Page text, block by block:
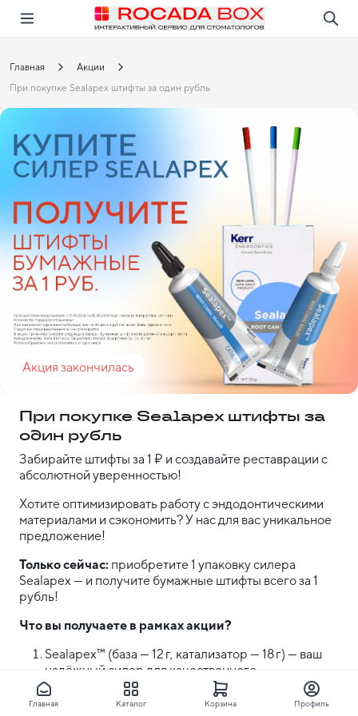
Открыть в приложении!
Главная
Акции
При покупке Sealapex штифты за один рубль
Акция закончилась
При покупке Sealapex штифты за
один рубль
Забирайте штифты за 1 ₽ и создавайте реставрации с
абсолютной уверенностью!
Хотите оптимизировать работу с эндодонтическими
материалами и сэкономить? У нас для вас уникальное
предложение!
Только сейчас: приобретите 1 упаковку силера
Sealapex — и получите бумажные штифты всего за 1
рубль!
Что вы получаете в рамках акции?
Sealapex™ (база — 12 г, катализатор — 18 г) — ваш
надёжный силер для качественного
эндодонтического лечения.
Штифты бумажные — всего за 1 рубль!
Главная Каталог Корзина Профиль